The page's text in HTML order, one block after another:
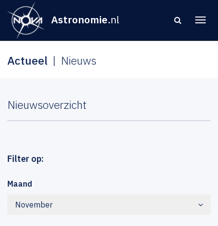
Astronomie.nl
Actueel Nieuws
Nieuwsoverzicht
Filter op:
Maand
November